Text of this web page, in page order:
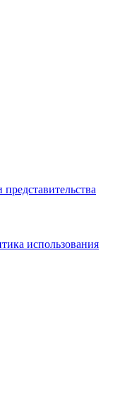
использования